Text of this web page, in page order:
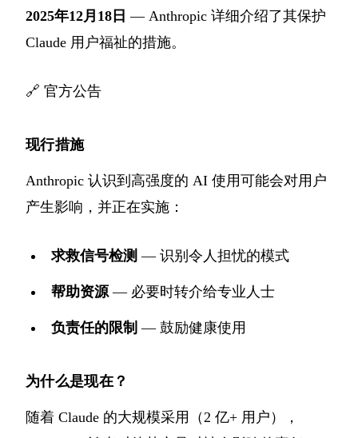
2025年12月18日 — Anthropic 详细介绍了其保护
Claude 用户福祉的措施。
🔗 官方公告
现行措施
Anthropic 认识到高强度的 AI 使用可能会对用户
产生影响，并正在实施：
求救信号检测 — 识别令人担忧的模式
帮助资源 — 必要时转介给专业人士
负责任的限制 — 鼓励健康使用
为什么是现在？
随着 Claude 的大规模采用（2 亿+ 用户），